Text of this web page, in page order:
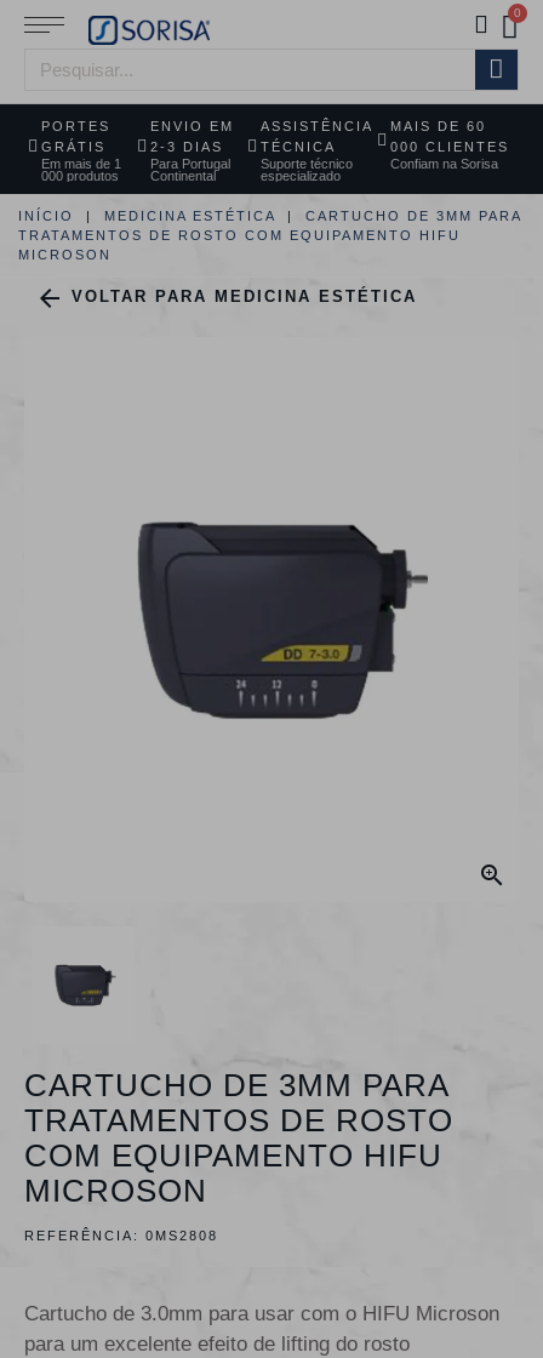
PORTES
GRÁTIS
Em mais de 1
000 produtos
ENVIO EM
2-3 DIAS
Para Portugal
Continental
ASSISTÊNCIA
TÉCNICA
Suporte técnico
especializado
MAIS DE 60
000 CLIENTES
Confiam na Sorisa
INÍCIO MEDICINA ESTÉTICA
CARTUCHO DE 3MM PARA
TRATAMENTOS DE ROSTO COM EQUIPAMENTO HIFU
MICROSON
 VOLTAR PARA MEDICINA ESTÉTICA

CARTUCHO DE 3MM PARA
TRATAMENTOS DE ROSTO
COM EQUIPAMENTO HIFU
MICROSON
REFERÊNCIA: 0MS2808
Cartucho de 3.0mm para usar com o HIFU Microson
para um excelente efeito de lifting do rosto